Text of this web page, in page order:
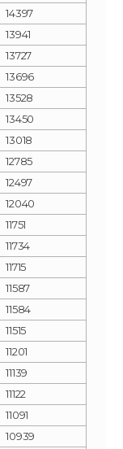
14397
13941
13727
13696
13528
13450
13018
12785
12497
12040
11751
11734
11715
11587
11584
11515
11201
11139
11122
11091
10939